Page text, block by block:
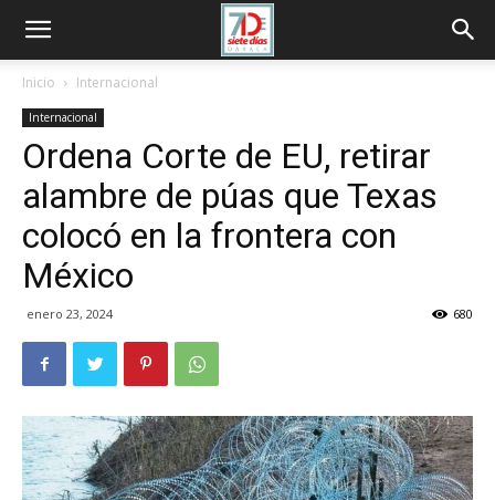
Inicio Internacional
Internacional
Ordena Corte de EU, retirar
alambre de púas que Texas
colocó en la frontera con
México
enero 23, 2024 680